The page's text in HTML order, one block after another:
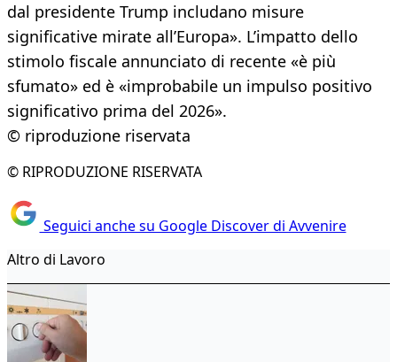
dal presidente Trump includano misure
significative mirate all’Europa». L’impatto dello
stimolo fiscale annunciato di recente «è più
sfumato» ed è «improbabile un impulso positivo
significativo prima del 2026».
© riproduzione riservata
© RIPRODUZIONE RISERVATA
Seguici anche su Google Discover di Avvenire
Altro di Lavoro